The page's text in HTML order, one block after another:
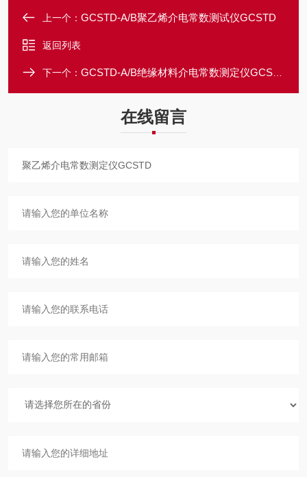
上一个： GCSTD-A/B聚乙烯介电常数测试仪GCSTD
返回列表
下一个： GCSTD-A/B绝缘材料介电常数测定仪GCSTD
在线留言